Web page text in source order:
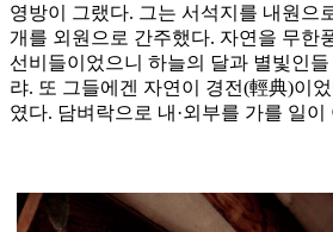
영방이 그랬다. 그는 서석지를 내원으
개를 외원으로 간주했다. 자연을 무한
선비들이었으니 하늘의 달과 별빛인
랴. 또 그들에겐 자연이 경전(輕典)이
였다. 담벼락으로 내·외부를 가를 일이